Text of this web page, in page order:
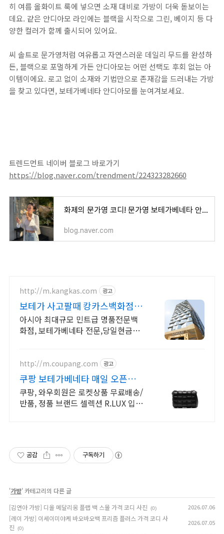
히 여름 올화이트 룩에 넣으면 소재 대비로 가방이 더욱 돋보이는
데요. 같은 안디아모 라인에는 블랙을 시작으로 그린, 베이지 등 다
양한 컬러가 함께 출시되어 있어요.
씨 솔트로 문가영처럼 여유롭고 자연스러운 데일리 무드를 완성하
든, 블랙으로 포멀하게 가든 안디아모는 어떤 선택도 후회 없는 아
이템이에요. 로고 없이 소재와 기법만으로 존재감을 드러내는 가방
을 찾고 있다면, 보테가베네타 안디아모를 눈여겨보세요.
트렌드먼트 네이버 블로그 바로가기
https://blog.naver.com/trendment/224323282660
화제의 문가영 코디! 문가영 보테가베네타 안디아모 스몰백 가격 코디 사진
blog.naver.com
http://m.kangkas.com 광고
보테가 사고팔때 캉카스백화점
100개 명품매장이 한곳에
아시아 최대규모 민트급 명품전문백
화점, 보테가베네타 전문,당일현금지
http://m.coupang.com 광고
쿠팡 보테가베네타 매일 오픈되는
와우회원 특가
쿠팡, 와우회원은 로켓상품 무료배송/
반품, 정품 브랜드 셀렉션 R.LUX 입
공감 구독하기
'가방' 카테고리의 다른 글
[김연아 가방] 디올 메달리옹 플랩 백 스몰 가격 코디 사진
(0) 2026.07.06
[레이 가방] 이세이미야케 바오바오백 프리즘 플러스 가격 코디 사
진
(0)
2026.07.05